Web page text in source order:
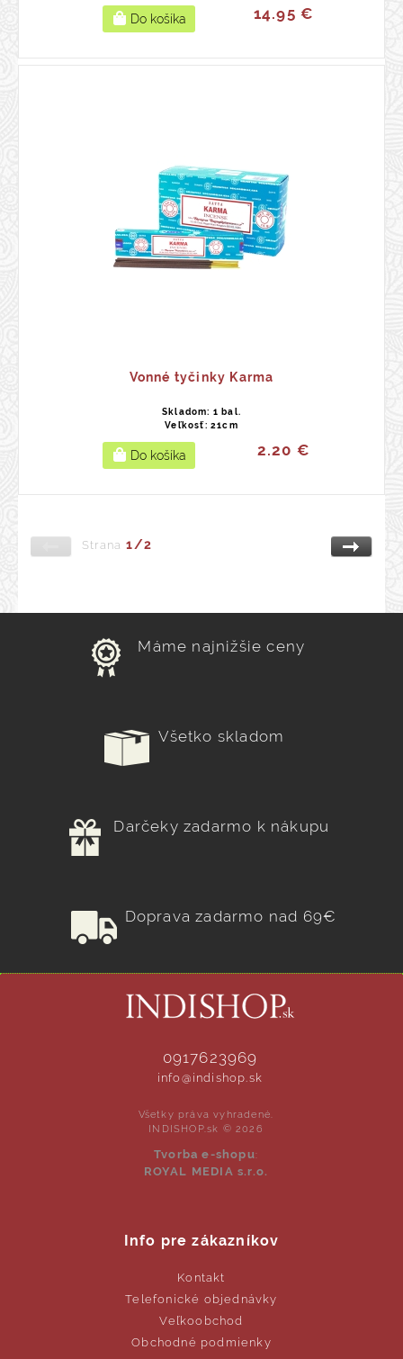
14.95 €
Vonné tyčinky Karma
Skladom: 1 bal.
Veľkosť: 21cm
2.20 €
Strana 1/2
Máme najnižšie ceny
Všetko skladom
Darčeky zadarmo k nákupu
Doprava zadarmo nad 69€
0917623969
info@indishop.sk
Všetky práva vyhradené.
INDISHOP.sk © 2026
Tvorba e-shopu:
ROYAL MEDIA s.r.o.
Info pre zákazníkov
Kontakt
Telefonické objednávky
Veľkoobchod
Obchodné podmienky